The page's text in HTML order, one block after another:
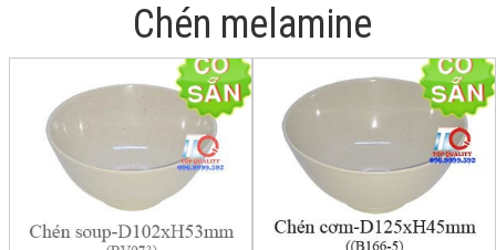
Chén melamine